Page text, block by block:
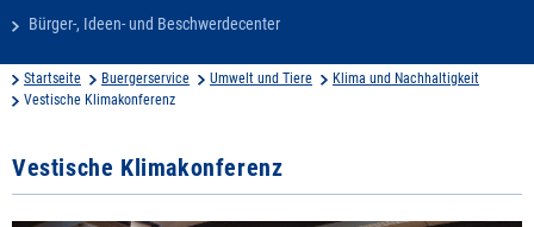
Bürger-, Ideen- und Beschwerdecenter
Startseite Buergerservice Umwelt und Tiere
Klima und Nachhaltigkeit
Vestische Klimakonferenz
Vestische Klimakonferenz